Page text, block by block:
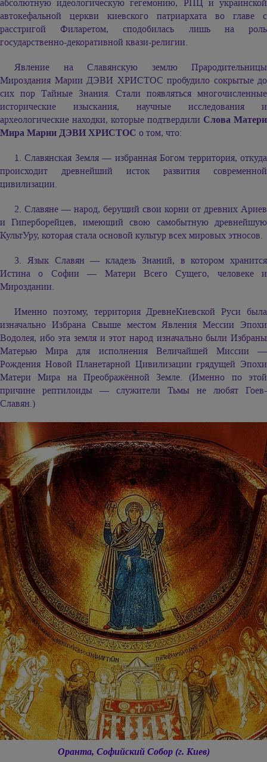
абсолютную идеологическую гегемонию, РПЦ и украинской
автокефальной церкви киевского патриархата во главе с
расстригой Филаретом, сподобилась лишь на роль
государственно-декоративной квази-религии.
Явление на Славянскую землю Прародительницы
Мироздания Марии ДЭВИ ХРИСТОС пробудило сокрытые до
сих пор Тайные Знания. Стали появляться многочисленные
исторические изыскания, научные исследования и
археологические находки, которые подтвердили Слова Матери
Мира Марии ДЭВИ ХРИСТОС о том, что:
1. Славянская Земля — избранная Богом территория, откуда
происходит древнейший исток развития современной
цивилизации.
2. Славяне — народ, берущий свои корни от древних Ариев
и Гиперборейцев, имеющий свою самобытную древнейшую
КультУру, которая стала основой культур всех мировых этносов.
3. Язык Славян — кладезь Знаний, в котором хранится
Истина о Софии — Матери Всего Сущего, человеке и
Мироздании.
Именно поэтому, территория ДревнеКиевской Руси была
изначально Избрана Свыше местом Явления Мессии Эпохи
Водолея, ибо эта земля и этот народ изначально были Избраны
Матерью Мира для исполнения Величайшей Миссии —
Рождения Новой Планетарной Цивилизации грядущей Эпохи
Матери Мира на Преображённой Земле. (Именно по этой
причине рептилоиды — служители Тьмы не любят Гоев-
Славян.)
Оранта, Софийский Собор (г. Киев)